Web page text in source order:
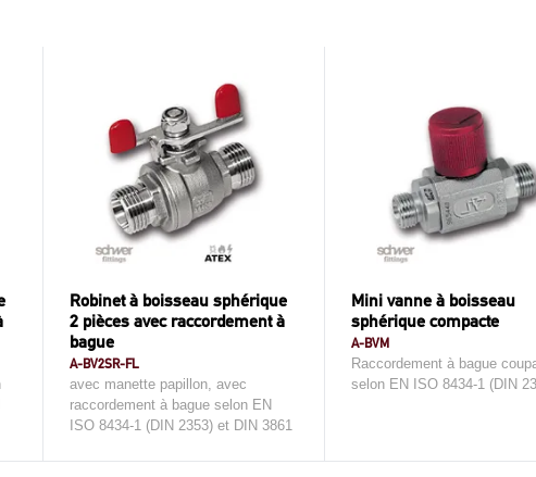
Robinet à boisseau sphérique
2 pièces avec raccordement à
bague
A-BV2SR-FL
avec manette papillon, avec
raccordement à bague selon EN
ISO 8434-1 (DIN 2353) et DIN 3861
Mini vanne à boisseau
sphérique compacte
A-BVM
Raccordement à bague
selon EN ISO 8434-1 (DIN